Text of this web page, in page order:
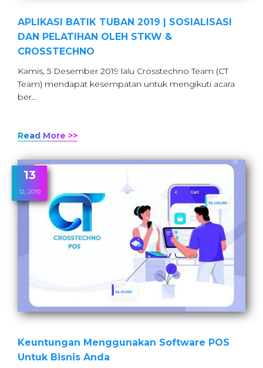
APLIKASI BATIK TUBAN 2019 | SOSIALISASI
DAN PELATIHAN OLEH STKW &
CROSSTECHNO
Kamis, 5 Desember 2019 lalu Crosstechno Team (CT
Team) mendapat kesempatan untuk mengikuti acara
ber…
Read More >>
13
12, 2019
Keuntungan Menggunakan Software POS
Untuk Bisnis Anda